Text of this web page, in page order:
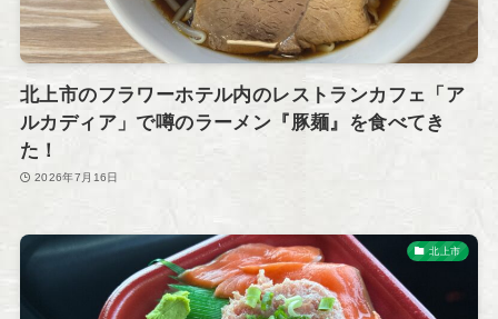
北上市のフラワーホテル内のレストランカフェ「ア
ルカディア」で噂のラーメン『豚麺』を食べてき
た！
2026年7月16日
北上市